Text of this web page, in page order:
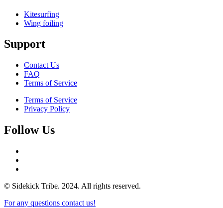
Kitesurfing
Wing foiling
Support
Contact Us
FAQ
Terms of Service
Terms of Service
Privacy Policy
Follow Us
© Sidekick Tribe. 2024. All rights reserved.
For any questions contact us!